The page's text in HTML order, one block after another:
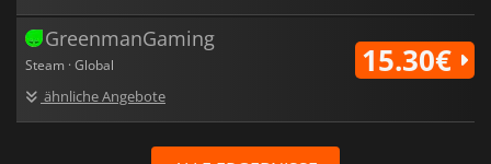
GreenmanGaming
Steam · Global
ähnliche Angebote
15.30€